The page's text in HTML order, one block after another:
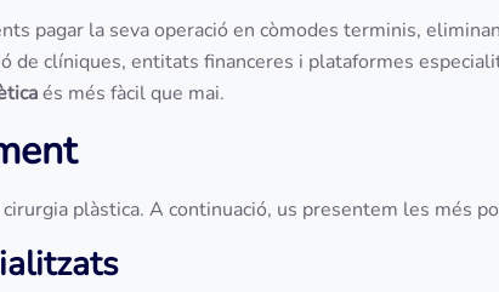
pagar la seva operació en còmodes terminis,
de clíniques, entitats financeres i plataformes
és més fàcil que mai.
plàstica. A continuació, us presentem les més